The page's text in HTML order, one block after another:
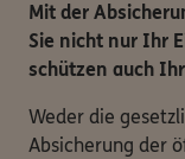
Mit der
Sie nicht nur Ihr
schützen auch
Weder die
Absicherung der